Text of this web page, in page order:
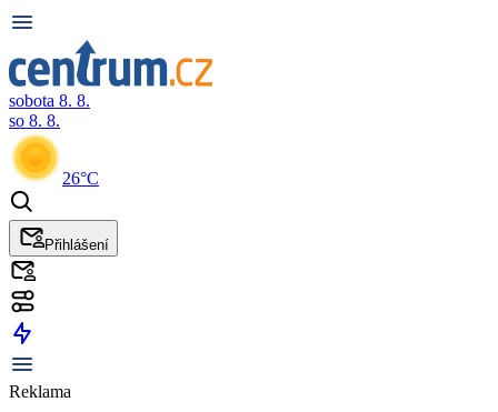
sobota 8. 8.
so 8. 8.
26°C
Přihlášení
Reklama